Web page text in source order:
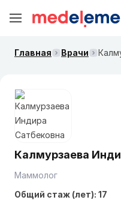
Главная Врачи
Калмурзаева
Маммолог
Общий стаж (лет): 17